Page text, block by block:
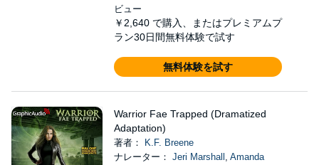
ビュー
￥2,640 で購入、またはプレミアムプ
ラン30日間無料体験で試す
無料体験を試す
Warrior Fae Trapped (Dramatized
Adaptation)
著者：
K.F. Breene
ナレーター： Jeri Marshall , Amanda